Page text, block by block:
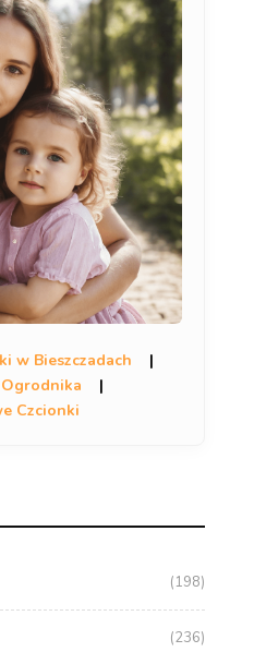
w Bieszczadach
|
|
Czcionki
(198)
(236)